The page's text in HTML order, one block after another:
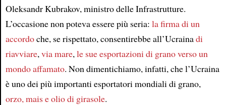
Oleksandr Kubrakov, ministro delle Infrastrutture.
L’occasione non poteva essere più seria: la firma di un
accordoche, se rispettato, consentirebbe all’Ucrainadi
riavviare,via mare,le sue esportazioni di granoverso un
mondo affamato. Non dimentichiamo, infatti, che l’Ucraina
è uno dei più importanti esportatori mondiali di grano,
orzo, mais e olio di girasole.